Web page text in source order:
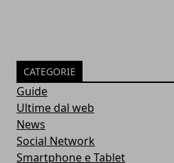
CATEGORIE
Guide
Ultime dal web
News
Social Network
Smartphone e Tablet